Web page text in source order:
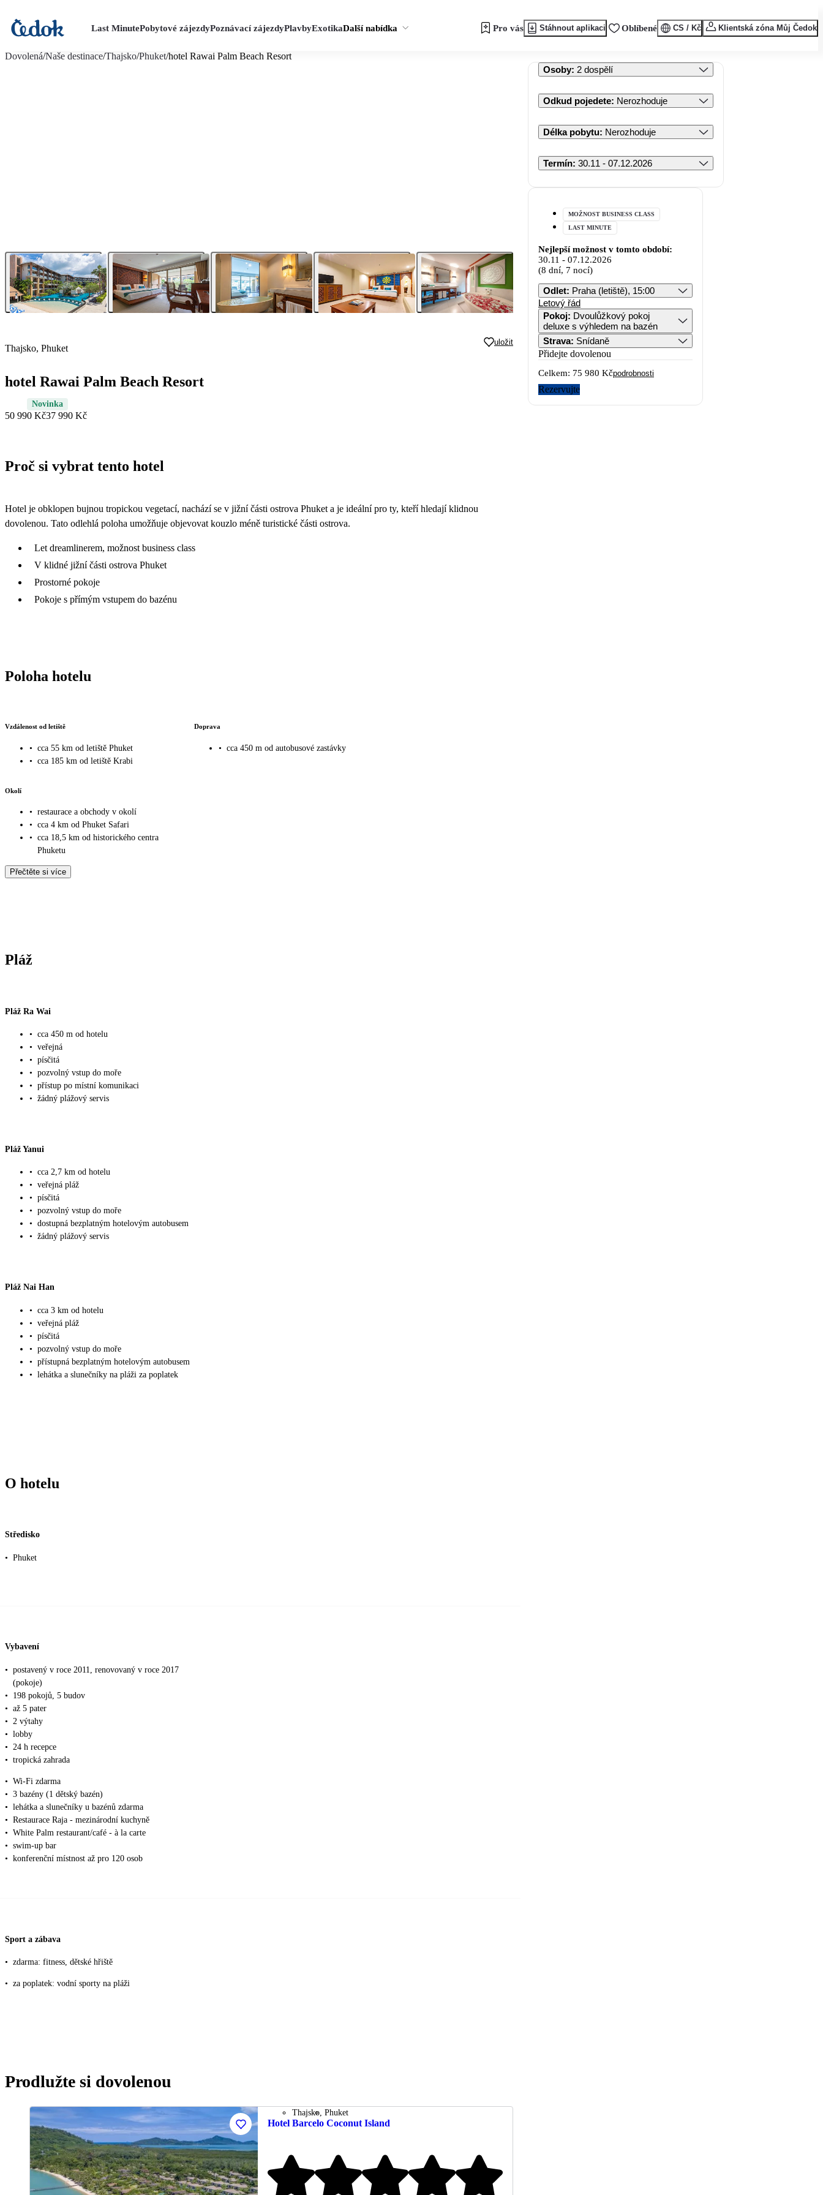
Last MinutePobytové zájezdyPoznávací zájezdyPlavbyExotikaDalší nabídka Pro vás Stáhnout aplikaci Oblíbené CS / Kč Klientská zóna Můj Čedok
Dovolená/Naše destinace/Thajsko/Phuket/hotel Rawai Palm Beach Resort
Thajsko, Phuket
uložit
hotel Rawai Palm Beach Resort
Novinka
50 990 Kč37 990 Kč
Proč si vybrat tento hotel
Hotel je obklopen bujnou tropickou vegetací, nachází se v jižní části ostrova Phuket a je ideální pro ty, kteří hledají klidnou
dovolenou. Tato odlehlá poloha umožňuje objevovat kouzlo méně turistické části ostrova.
Let dreamlinerem, možnost business class
V klidné jižní části ostrova Phuket
Prostorné pokoje
Pokoje s přímým vstupem do bazénu
Poloha hotelu
Vzdálenost od letiště
• cca 55 km od letiště Phuket
• cca 185 km od letiště Krabi
Doprava
• cca 450 m od autobusové zastávky
Okolí
• restaurace a obchody v okolí
• cca 4 km od Phuket Safari
• cca 18,5 km od historického centra
Phuketu
Přečtěte si více
Pláž
Pláž Ra Wai
• cca 450 m od hotelu
• veřejná
• písčitá
• pozvolný vstup do moře
• přístup po místní komunikaci
• žádný plážový servis
Pláž Yanui
• cca 2,7 km od hotelu
• veřejná pláž
• písčitá
• pozvolný vstup do moře
• dostupná bezplatným hotelovým autobusem
• žádný plážový servis
Pláž Nai Han
• cca 3 km od hotelu
• veřejná pláž
• písčitá
• pozvolný vstup do moře
• přístupná bezplatným hotelovým autobusem
• lehátka a slunečníky na pláži za poplatek
O hotelu
Středisko
• Phuket
Vybavení
• postavený v roce 2011, renovovaný v roce 2017
(pokoje)
•
198 pokojů, 5 budov
• až 5 pater
•
2 výtahy
• lobby
•
24 h recepce
• tropická zahrada
• Wi-Fi zdarma
• 3 bazény (1 dětský bazén)
• lehátka a slunečníky u bazénů zdarma
• Restaurace Raja - mezinárodní kuchyně
• White Palm restaurant/café - à la carte
• swim-up bar
• konferenční místnost až pro 120 osob
Sport a zábava
• zdarma: fitness, dětské hřiště
• za poplatek: vodní sporty na pláži
Prodlužte si dovolenou
Thajsko Phuket
Hotel Barcelo Coconut Island
Osoby: 2 dospělí
Odkud pojedete: Nerozhoduje
Délka pobytu: Nerozhoduje
Termín: 30.11 - 07.12.2026
MOŽNOST BUSINESS CLASS
LAST MINUTE
Nejlepší možnost v tomto období:
30.11 - 07.12.2026
(8 dní, 7 nocí)
Odlet: Praha (letiště), 15:00
Letový řád
Pokoj: Dvoulůžkový pokoj
deluxe s výhledem na bazén
Strava: Snídaně
Přidejte dovolenou
Celkem: 75 980 Kčpodrobnosti
Rezervujte